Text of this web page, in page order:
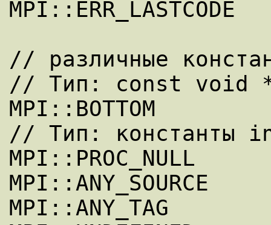
MPI::ERR_LASTCODE
// различные
// Тип: const void
MPI::BOTTOM
// Тип: константы
MPI::PROC_NULL
MPI::ANY_SOURCE
MPI::ANY_TAG